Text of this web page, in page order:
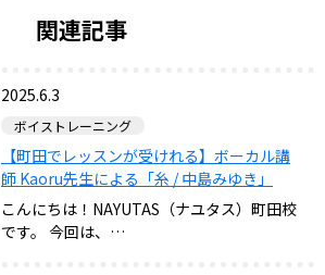
関連記事
2025.6.3
ボイストレーニング
【町田でレッスンが受けれる】ボーカル講
師 Kaoru先生による「糸 / 中島みゆき」
こんにちは！NAYUTAS（ナユタス）町田校
です。 今回は、…